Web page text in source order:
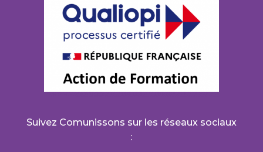
Suivez Comunissons sur les réseaux sociaux
: